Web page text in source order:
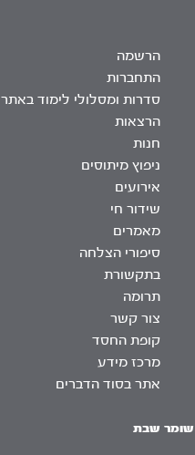
הרשמה
התחברות
סדרות ומסלולי לימוד באתר
הרצאות
חנות
ניפוץ מיתוסים
אירועים
שידור חי
מאמרים
סיפורי הצלחה
בתקשורת
תרומה
צור קשר
קופת החסד
מרכז מידע
אתר בסוד הדברים
שבת